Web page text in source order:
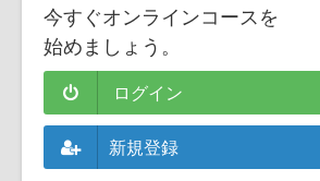
今すぐオンラインコースを
始めましょう。
ログイン
新規登録